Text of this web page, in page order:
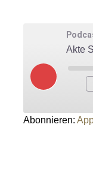
Akte
Abonnieren: